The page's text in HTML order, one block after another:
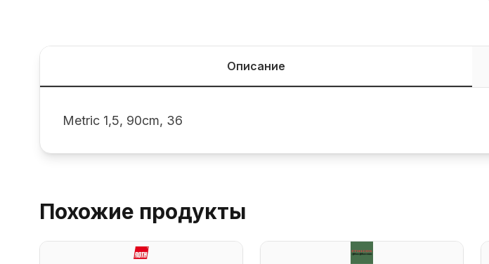
Описание
Metric 1,5, 90cm, 36
Похожие продукты